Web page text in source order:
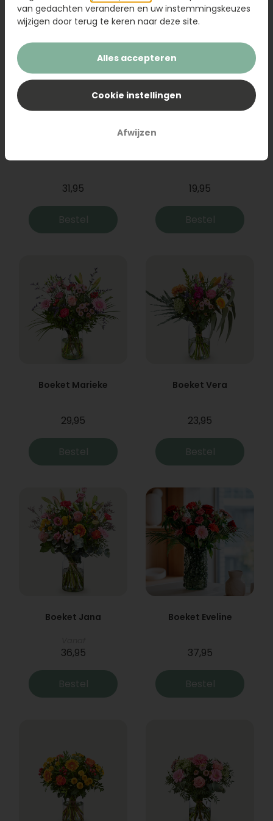
31,95
Bestel
19,95
Bestel
Boeket Marieke
29,95
Bestel
Boeket Vera
23,95
Bestel
Boeket Jana
36,95
Bestel
Boeket Eveline
37,95
Bestel
van gedachten veranderen en uw instemmingskeuzes
wijzigen door terug te keren naar deze site.
Alles accepteren
Cookie instellingen
Afwijzen